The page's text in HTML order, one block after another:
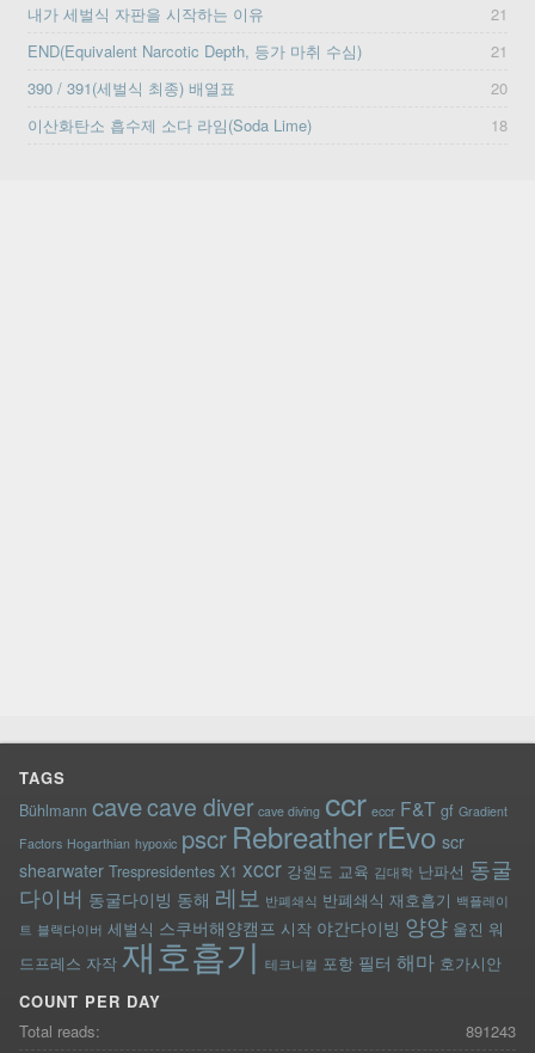
내가 세벌식 자판을 시작하는 이유
21
END(Equivalent Narcotic Depth, 등가 마취 수심)
21
390 / 391(세벌식 최종) 배열표
20
이산화탄소 흡수제 소다 라임(Soda Lime)
18
TAGS
Bühlmann cavecave diver cave diving ccr eccr F&T gf Gradient
Factors Hogarthian hypoxic pscr RebreatherrEvo scr
shearwater Trespresidentes X1 xccr 강원도 교육 김대학 난파선 동굴
다이버 동굴다이빙 동해 레보 반폐쇄식 반폐쇄식 재호흡기 백플레이
트 블랙다이버 세벌식 스쿠버해양캠프 시작 야간다이빙 양양 울진 워
드프레스 자작 재호흡기 테크니컬 포항 필터 해마 호가시안
COUNT PER DAY
891243
Total reads: